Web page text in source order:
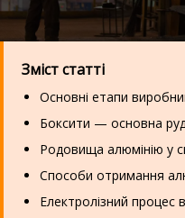
Зміст статті
Основні етапи
Боксити — основна
Родовища алюмінію у
Способи отримання
Електролізний процес